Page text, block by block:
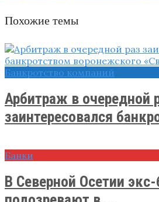
Похожие темы
Банкротство компаний
Арбитраж в очередной
заинтересовался
Банки
В Северной Осетии